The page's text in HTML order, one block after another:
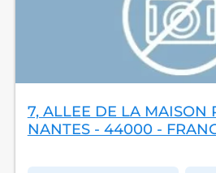
7, ALLEE DE LA MAISON
NANTES - 44000 -